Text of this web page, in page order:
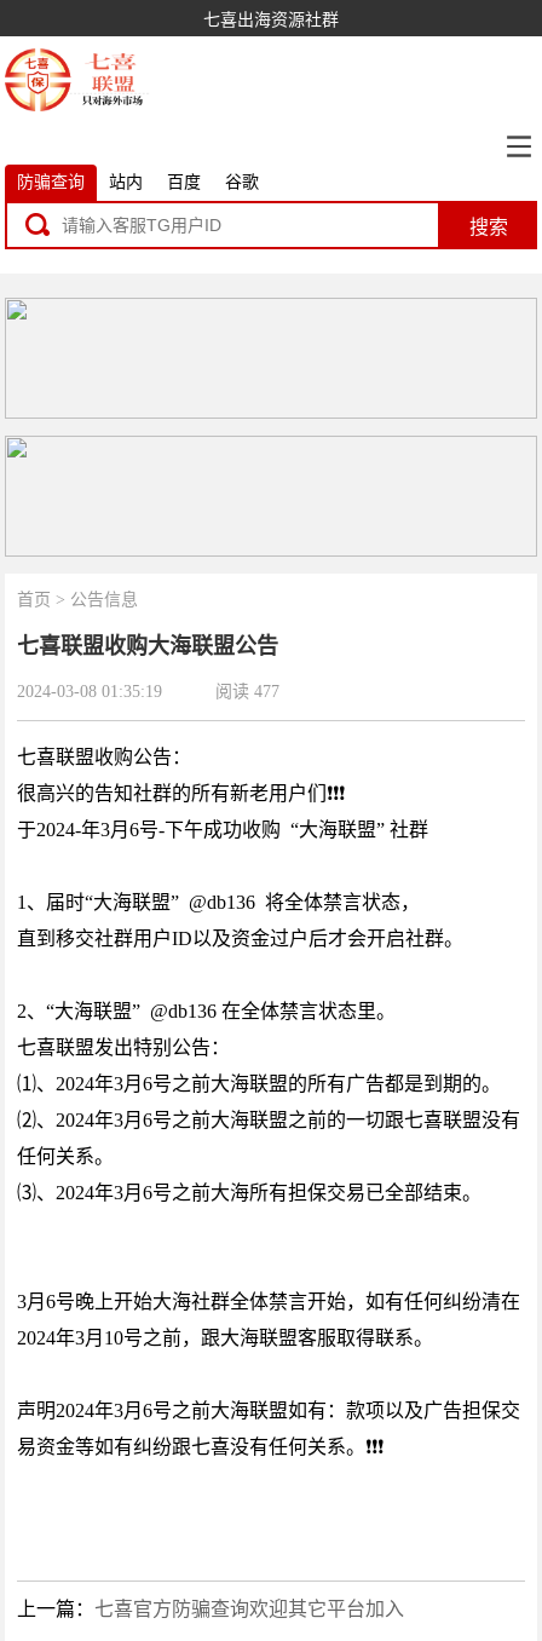
七喜出海资源社群
防骗查询 站内 百度 谷歌
搜索
首页 > 公告信息
七喜联盟收购大海联盟公告
2024-03-08 01:35:19 阅读477
七喜联盟收购公告：
很高兴的告知社群的所有新老用户们❗️❗️❗️
于2024-年3月6号-下午成功收购 “大海联盟” 社群
1、届时“大海联盟” @db136 将全体禁言状态，
直到移交社群用户ID以及资金过户后才会开启社群。
2、“大海联盟” @db136 在全体禁言状态里。
七喜联盟发出特别公告：
⑴、2024年3月6号之前大海联盟的所有广告都是到期的。
⑵、2024年3月6号之前大海联盟之前的一切跟七喜联盟没有
任何关系。
⑶、2024年3月6号之前大海所有担保交易已全部结束。
3月6号晚上开始大海社群全体禁言开始，如有任何纠纷清在
2024年3月10号之前，跟大海联盟客服取得联系。
声明2024年3月6号之前大海联盟如有：款项以及广告担保交
易资金等如有纠纷跟七喜没有任何关系。❗️❗️❗️
上一篇： 七喜官方防骗查询欢迎其它平台加入